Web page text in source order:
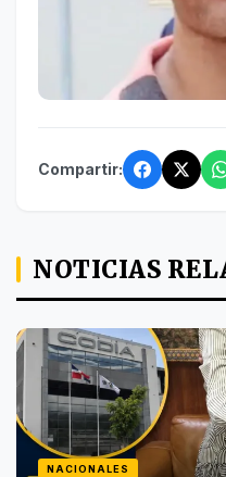
Compartir:
NOTICIAS
NACIONALES